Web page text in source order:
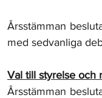
Årsstämman
med sedvanliga
Val till styrelse och
Årsstämman